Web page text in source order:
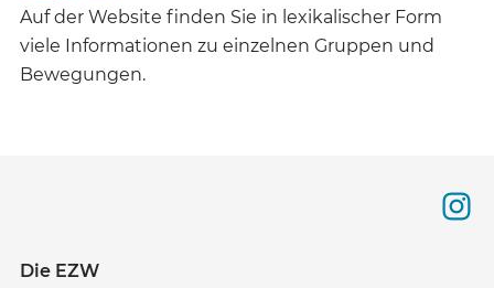
Auf der Website finden Sie in lexikalischer Form
viele Informationen zu einzelnen Gruppen und
Bewegungen.
Die EZW